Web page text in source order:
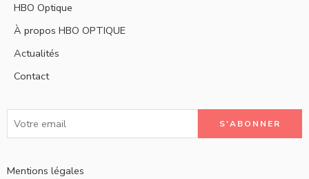
HBO Optique
À propos HBO OPTIQUE
Actualités
Contact
Mentions légales